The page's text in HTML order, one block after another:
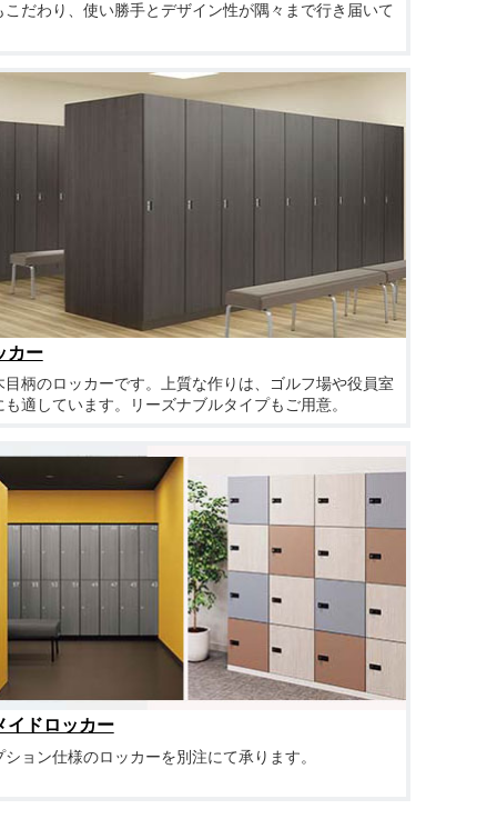
こだわり、使い勝手とデザイン性が隅々まで行き届いて
カー
目柄のロッカーです。上質な作りは、ゴルフ場や役員室
適しています。リーズナブルタイプもご用意。
イドロッカー
ョン仕様のロッカーを別注にて承ります。